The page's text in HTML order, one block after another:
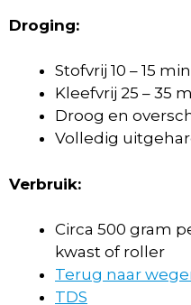
Droging:
Stofvrij 10 – 15
Kleefvrij 25 – 35
Droog en
Volledig
Verbruik:
Circa 500 gram
kwast of roller
Terug naar
TDS